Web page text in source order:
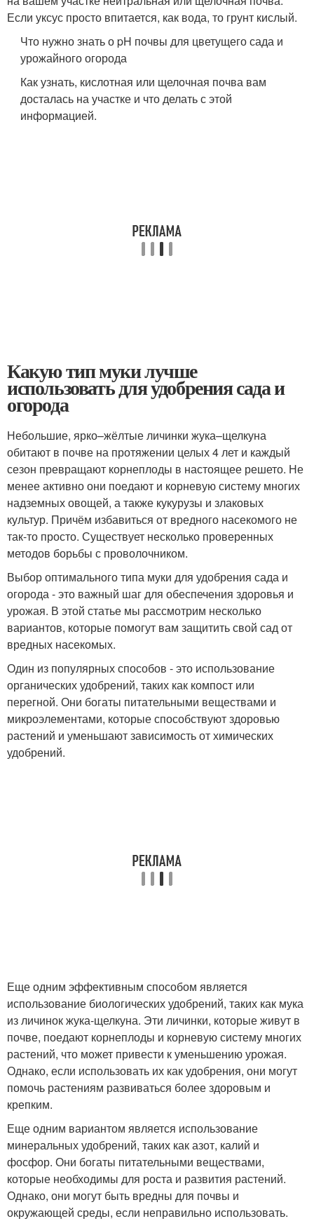
Если уксус просто впитается, как вода, то грунт кислый.
Что нужно знать о pH почвы для цветущего сада и
урожайного огорода
Как узнать, кислотная или щелочная почва вам
досталась на участке и что делать с этой
информацией.
Какую тип муки лучше
использовать для удобрения сада и
огорода
Небольшие, ярко–жёлтые личинки жука–щелкуна
обитают в почве на протяжении целых 4 лет и каждый
сезон превращают корнеплоды в настоящее решето. Не
менее активно они поедают и корневую систему многих
надземных овощей, а также кукурузы и злаковых
культур. Причём избавиться от вредного насекомого не
так-то просто. Существует несколько проверенных
методов борьбы с проволочником.
Выбор оптимального типа муки для удобрения сада и
огорода - это важный шаг для обеспечения здоровья и
урожая. В этой статье мы рассмотрим несколько
вариантов, которые помогут вам защитить свой сад от
вредных насекомых.
Один из популярных способов - это использование
органических удобрений, таких как компост или
перегной. Они богаты питательными веществами и
микроэлементами, которые способствуют здоровью
растений и уменьшают зависимость от химических
удобрений.
Еще одним эффективным способом является
использование биологических удобрений, таких как мука
из личинок жука-щелкуна. Эти личинки, которые живут в
почве, поедают корнеплоды и корневую систему многих
растений, что может привести к уменьшению урожая.
Однако, если использовать их как удобрения, они могут
помочь растениям развиваться более здоровым и
крепким.
Еще одним вариантом является использование
минеральных удобрений, таких как азот, калий и
фосфор. Они богаты питательными веществами,
которые необходимы для роста и развития растений.
Однако, они могут быть вредны для почвы и
окружающей среды, если неправильно использовать.